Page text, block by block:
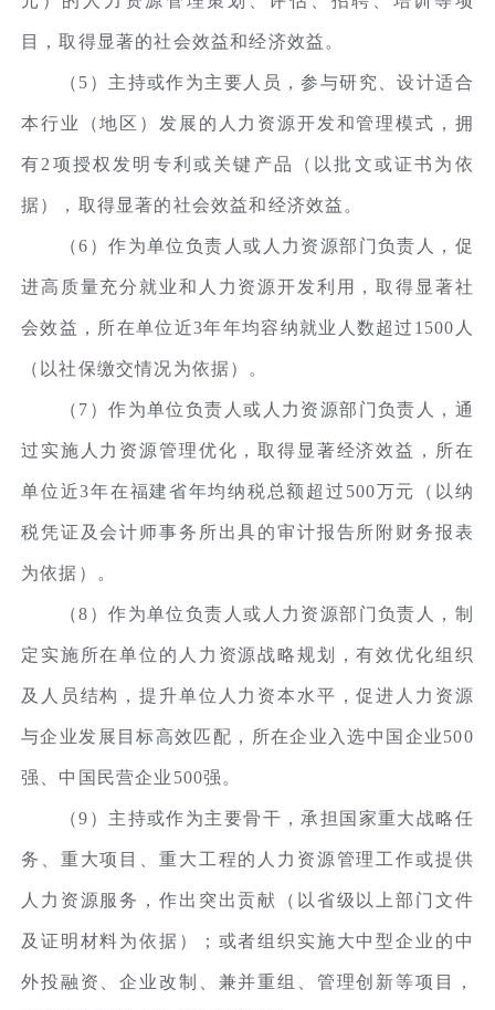
目，取得显著的社会效益和经济效益。
（5）主持或作为主要人员，参与研究、设计适合
本行业（地区）发展的人力资源开发和管理模式，拥
有2项授权发明专利或关键产品（以批文或证书为依
据），取得显著的社会效益和经济效益。
（6）作为单位负责人或人力资源部门负责人，促
进高质量充分就业和人力资源开发利用，取得显著社
会效益，所在单位近3年年均容纳就业人数超过1500人
（以社保缴交情况为依据）。
（7）作为单位负责人或人力资源部门负责人，通
过实施人力资源管理优化，取得显著经济效益，所在
单位近3年在福建省年均纳税总额超过500万元（以纳
税凭证及会计师事务所出具的审计报告所附财务报表
为依据）。
（8）作为单位负责人或人力资源部门负责人，制
定实施所在单位的人力资源战略规划，有效优化组织
及人员结构，提升单位人力资本水平，促进人力资源
与企业发展目标高效匹配，所在企业入选中国企业500
强、中国民营企业500强。
（9）主持或作为主要骨干，承担国家重大战略任
务、重大项目、重大工程的人力资源管理工作或提供
人力资源服务，作出突出贡献（以省级以上部门文件
及证明材料为依据）；或者组织实施大中型企业的中
外投融资、企业改制、兼并重组、管理创新等项目，